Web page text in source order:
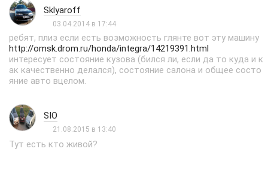
Sklyaroff
03.04.2014 в 17:44
ребят, плиз если есть возможность глянте вот эту машину
http://omsk.drom.ru/honda/integra/14219391.html
интересует состояние кузова (бился ли, если да то куда и к
ак качественно делался), состояние салона и общее состо
яние авто вцелом.
SIO
21.08.2015 в 13:40
Тут есть кто живой?